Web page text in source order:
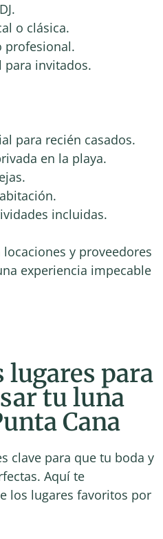
o clásica.
profesional.
para invitados.
para recién casados.
en la playa.
incluidas.
y proveedores
experiencia impecable
lugares para
tu luna
Cana
clave para que tu boda y
Aquí te
los lugares favoritos por